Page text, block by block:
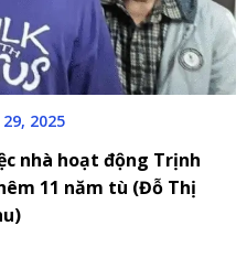
2025
nhà hoạt động Trịnh
11 năm tù (Đỗ Thị